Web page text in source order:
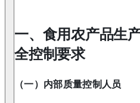
一、食用农产品生
全控制要求
（一）内部质量控制人员